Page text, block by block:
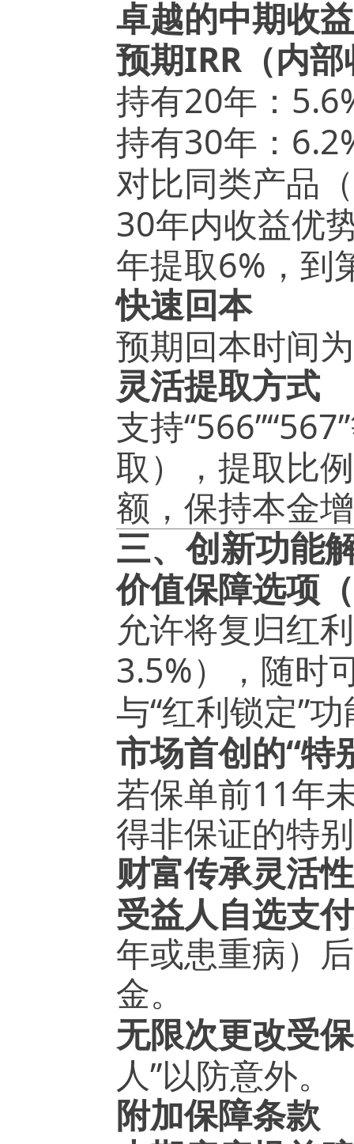
卓越的中期收
预期IRR（内部
持有20年：
持有30年：
对比同类产品
30年内收益优
年提取6% ，到
快速回本
预期回本时间为
灵活提取方式
支持“566”“567”
取），提取比
额，保持本金
三、创新功能
价值保障选项
允许将复归红
3.5%），随时
与“红利锁定”功
市场首创的“特
若保单前11年
得非保证的特
财富传承灵活性
受益人自选支
年或患重病）
金。
无限次更改受
人”以防意外。
附加保障条款